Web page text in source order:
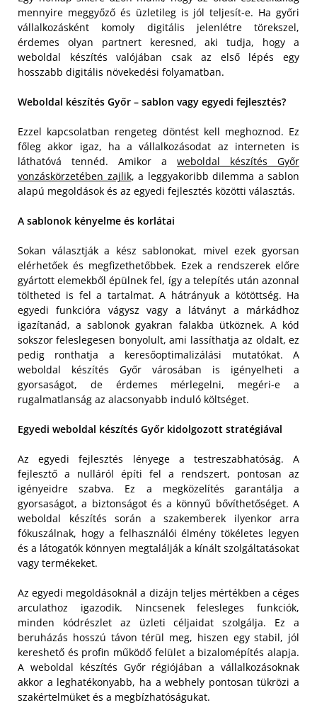
mennyire meggyőző és üzletileg is jól teljesít-e. Ha győri
vállalkozásként komoly digitális jelenlétre törekszel,
érdemes olyan partnert keresned, aki tudja, hogy a
weboldal készítés valójában csak az első lépés egy
hosszabb digitális növekedési folyamatban.
Weboldal készítés Győr – sablon vagy egyedi fejlesztés?
Ezzel kapcsolatban rengeteg döntést kell meghoznod. Ez
főleg akkor igaz, ha a vállalkozásodat az interneten is
láthatóvá tennéd. Amikor a weboldal készítés Győr
vonzáskörzetében zajlik, a leggyakoribb dilemma a sablon
alapú megoldások és az egyedi fejlesztés közötti választás.
A sablonok kényelme és korlátai
Sokan választják a kész sablonokat, mivel ezek gyorsan
elérhetőek és megfizethetőbbek. Ezek a rendszerek előre
gyártott elemekből épülnek fel, így a telepítés után azonnal
töltheted is fel a tartalmat. A hátrányuk a kötöttség. Ha
egyedi funkcióra vágysz vagy a látványt a márkádhoz
igazítanád, a sablonok gyakran falakba ütköznek. A kód
sokszor feleslegesen bonyolult, ami lassíthatja az oldalt, ez
pedig ronthatja a keresőoptimalizálási mutatókat. A
weboldal készítés Győr városában is igényelheti a
gyorsaságot, de érdemes mérlegelni, megéri-e a
rugalmatlanság az alacsonyabb induló költséget.
Egyedi weboldal készítés Győr kidolgozott stratégiával
Az egyedi fejlesztés lényege a testreszabhatóság. A
fejlesztő a nulláról építi fel a rendszert, pontosan az
igényeidre szabva. Ez a megközelítés garantálja a
gyorsaságot, a biztonságot és a könnyű bővíthetőséget. A
weboldal készítés során a szakemberek ilyenkor arra
fókuszálnak, hogy a felhasználói élmény tökéletes legyen
és a látogatók könnyen megtalálják a kínált szolgáltatásokat
vagy termékeket.
Az egyedi megoldásoknál a dizájn teljes mértékben a céges
arculathoz igazodik. Nincsenek felesleges funkciók,
minden kódrészlet az üzleti céljaidat szolgálja. Ez a
beruházás hosszú távon térül meg, hiszen egy stabil, jól
kereshető és profin működő felület a bizalomépítés alapja.
A weboldal készítés Győr régiójában a vállalkozásoknak
akkor a leghatékonyabb, ha a webhely pontosan tükrözi a
szakértelmüket és a megbízhatóságukat.